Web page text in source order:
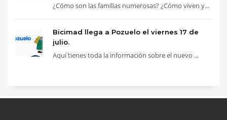
¿Cómo son las familias numerosas? ¿Cómo viven y...
Bicimad llega a Pozuelo el viernes 17 de
julio.
Aquí tienes toda la información sobre el nuevo ...